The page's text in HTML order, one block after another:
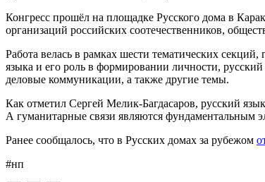
Конгресс прошёл на площадке Русского дома в
организаций российских соотечественников,
Работа велась в рамках шести тематических
языка и его роль в формировании личности,
деловые коммуникации, а также другие темы.
Как отметил Сергей Мелик‑Багдасаров, русский
А гуманитарные связи являются фундаментальным
Ранее сообщалось, что в Русских домах за рубежом
#нп